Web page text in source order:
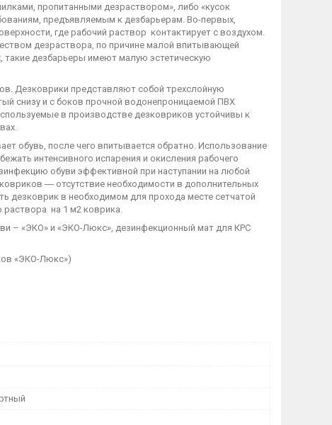
пропитанными дезраствором», либо «кусок
предъявляемым к дезбарьерам. Во-первых,
где рабочий раствор контактирует с воздухом.
дезраствора, по причине малой впитывающей
такие дезбарьеры имеют малую эстетическую
Дезковрики представляют собой трехслойную
снизу и с боков прочной водонепроницаемой ПВХ
в производстве дезковриков устойчивы к
обувь, после чего впитывается обратно. Использование
интенсивного испарения и окисления рабочего
обуви эффективной при наступании на любой
― отсутствие необходимости в дополнительных
дезковрик в необходимом для прохода месте сетчатой
раствора на 1 м2 коврика.
– «ЭКО» и «ЭКО-Люкс», дезинфекционный мат для КРС
«ЭКО-Люкс»)